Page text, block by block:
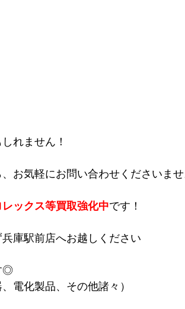
れません！
お気軽にお問い合わせくださいま
ックス等買取強化中です！
庫駅前店へお越しください
◎
電化製品、その他諸々）